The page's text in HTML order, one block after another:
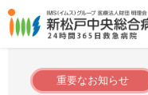
重要なお知らせ